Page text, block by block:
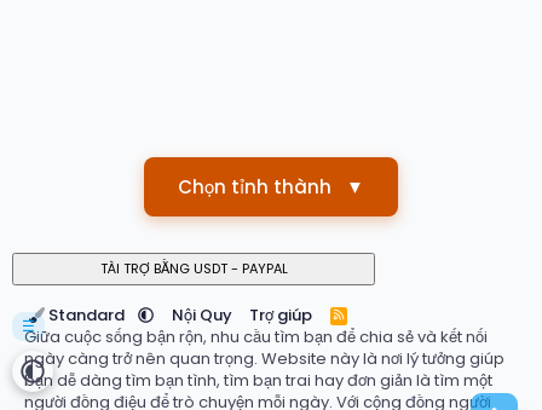
Chọn tỉnh thành ▼
Standard Nội Quy Trợ giúp
R
S
S
Giữa cuộc sống bận rộn, nhu cầu tìm bạn để chia sẻ và kết nối
ngày càng trở nên quan trọng. Website này là nơi lý tưởng giúp
bạn dễ dàng tìm bạn tình, tìm bạn trai hay đơn giản là tìm một
người đồng điệu để trò chuyện mỗi ngày. Với cộng đồng người
☰